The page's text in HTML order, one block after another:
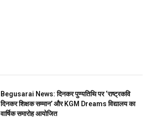
Begusarai News: दिनकर पुण्यतिथि पर ‘राष्ट्रकवि
दिनकर शिक्षक सम्मान’ और KGM Dreams विद्यालय का
वार्षिक समारोह आयोजित